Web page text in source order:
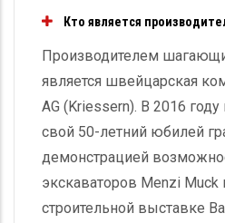
Кто является
Производителем
является швейцарская
AG (Kriessern). В 2016
свой 50-летний юбилей
демонстрацией
экскаваторов Menzi
строительной выставке